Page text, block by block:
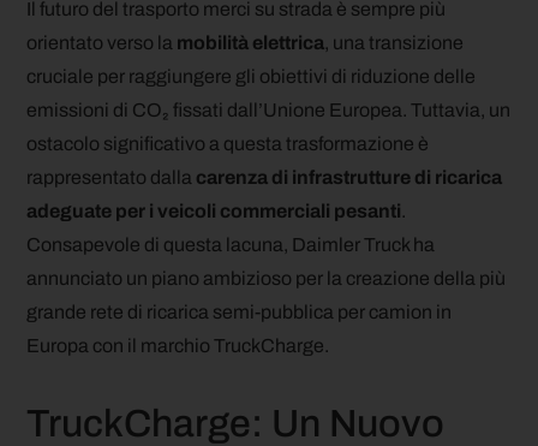
Il futuro del trasporto merci su strada è sempre più
orientato verso la mobilità elettrica, una transizione
cruciale per raggiungere gli obiettivi di riduzione delle
emissioni di CO₂ fissati dall’Unione Europea. Tuttavia, un
ostacolo significativo a questa trasformazione è
rappresentato dalla carenza di infrastrutture di ricarica
adeguate per i veicoli commerciali pesanti.
Consapevole di questa lacuna, Daimler Truck ha
annunciato un piano ambizioso per la creazione della più
grande rete di ricarica semi-pubblica per camion in
Europa con il marchio TruckCharge.
TruckCharge: Un Nuovo